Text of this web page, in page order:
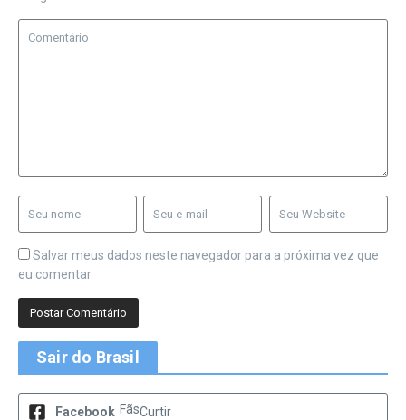
Salvar meus dados neste navegador para a próxima vez que
eu comentar.
Sair do Brasil
Facebook FãsCurtir